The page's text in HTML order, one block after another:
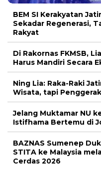
BEM SI Kerakyatan
Sekadar Regenerasi,
Rakyat
Di Rakornas FKMSB,
Harus Mandiri Secara
Ning Lia: Raka-Raki
Wisata, tapi
Jelang Muktamar NU
Istifhama Bertemu di
BAZNAS Sumenep
STITA ke Malaysia
Cerdas 2026